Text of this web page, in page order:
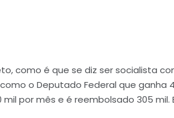
como é que se diz ser socialista
o Deputado Federal que ganha
por mês e é reembolsado 305 mil.